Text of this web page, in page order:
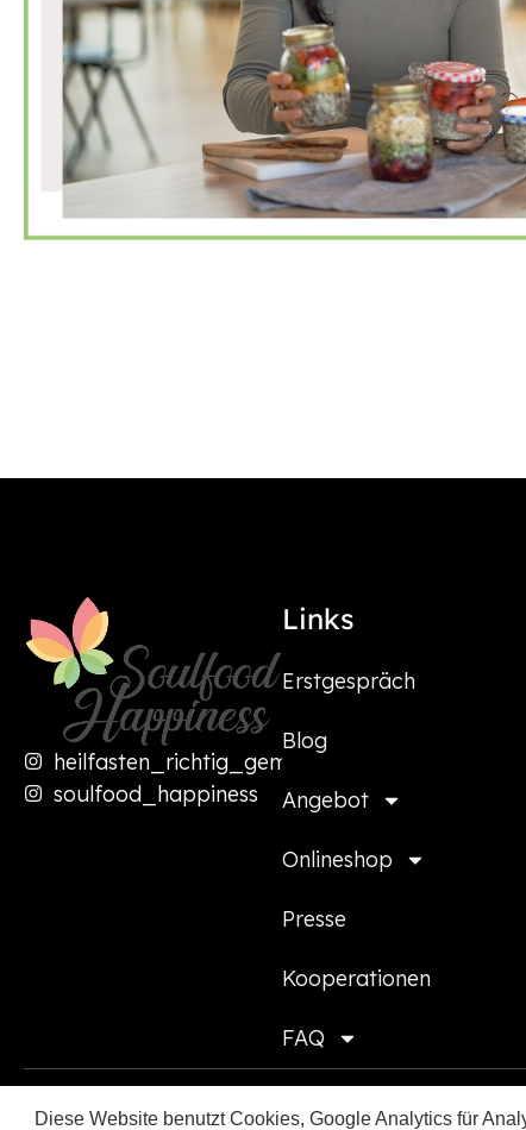
Diese Website benutzt Cookies, Google Analytics für
heilfasten_richtig_gemacht
soulfood_happiness
Links
Erstgespräch
Blog
Angebot
Onlineshop
Presse
Kooperationen
FAQ